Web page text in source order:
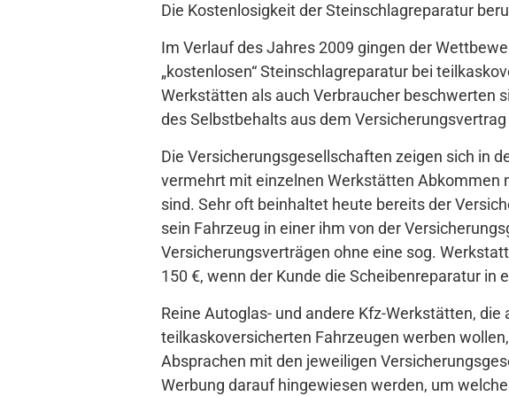
Die Kostenlosigkeit der Steinschlagreparatur
Im Verlauf des Jahres 2009 gingen der
„kostenlosen“ Steinschlagreparatur bei
Werkstätten als auch Verbraucher beschwerten
des Selbstbehalts aus dem
Die Versicherungsgesellschaften zeigen sich in
vermehrt mit einzelnen Werkstätten Abkommen
sind. Sehr oft beinhaltet heute bereits der
sein Fahrzeug in einer ihm von der
Versicherungsverträgen ohne eine sog.
150 €, wenn der Kunde die Scheibenreparatur
Reine Autoglas- und andere Kfz-Werkstätten,
teilkaskoversicherten Fahrzeugen werben
Absprachen mit den jeweiligen
Werbung darauf hingewiesen werden, um